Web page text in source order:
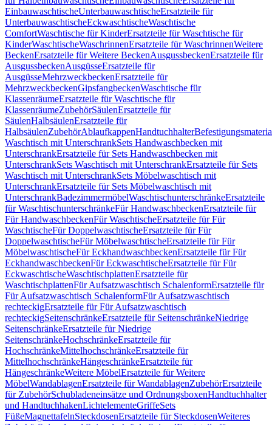
EinbauwaschtischeUnterbauwaschtischeErsatzteile für
UnterbauwaschtischeEckwaschtischeWaschtische
ComfortWaschtische für KinderErsatzteile für Waschtische für
KinderWaschtischeWaschrinnenErsatzteile für WaschrinnenWeitere
BeckenErsatzteile für Weitere BeckenAusgussbeckenErsatzteile für
AusgussbeckenAusgüsseErsatzteile für
AusgüsseMehrzweckbeckenErsatzteile für
MehrzweckbeckenGipsfangbeckenWaschtische für
KlassenräumeErsatzteile für Waschtische für
KlassenräumeZubehörSäulenErsatzteile für
SäulenHalbsäulenErsatzteile für
HalbsäulenZubehörAblaufkappenHandtuchhalter
Waschtisch mit UnterschrankSets Handwaschbecken mit
UnterschrankErsatzteile für Sets Handwaschbecken mit
UnterschrankSets Waschtisch mit UnterschrankErsatzteile für Sets
Waschtisch mit UnterschrankSets Möbelwaschtisch mit
UnterschrankErsatzteile für Sets Möbelwaschtisch mit
UnterschrankBadezimmermöbelWaschtischunterschränkeErsatzteile
für WaschtischunterschränkeFür HandwaschbeckenErsatzteile für
Für HandwaschbeckenFür WaschtischeErsatzteile für Für
WaschtischeFür DoppelwaschtischeErsatzteile für Für
DoppelwaschtischeFür MöbelwaschtischeErsatzteile für Für
MöbelwaschtischeFür EckhandwaschbeckenErsatzteile für Für
EckhandwaschbeckenFür EckwaschtischeErsatzteile für Für
EckwaschtischeWaschtischplattenErsatzteile für
WaschtischplattenFür Aufsatzwaschtisch SchalenformErsatzteile für
Für Aufsatzwaschtisch SchalenformFür Aufsatzwaschtisch
rechteckigErsatzteile für Für Aufsatzwaschtisch
rechteckigSeitenschränkeErsatzteile für SeitenschränkeNiedrige
SeitenschränkeErsatzteile für Niedrige
SeitenschränkeHochschränkeErsatzteile für
HochschränkeMittelhochschränkeErsatzteile für
MittelhochschränkeHängeschränkeErsatzteile für
HängeschränkeWeitere MöbelErsatzteile für Weitere
MöbelWandablagenErsatzteile für WandablagenZubehörErsatzteile
für ZubehörSchubladeneinsätze und OrdnungsboxenHandtuchhalter
und HandtuchhakenLichtelementeGriffeSets
FüßeMagnettafelnSteckdosenErsatzteile für SteckdosenWeiteres